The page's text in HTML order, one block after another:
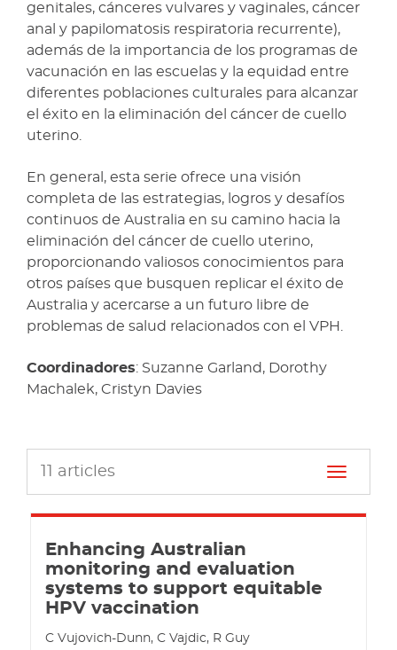
genitales, cánceres vulvares y vaginales, cáncer
anal y papilomatosis respiratoria recurrente),
además de la importancia de los programas de
vacunación en las escuelas y la equidad entre
diferentes poblaciones culturales para alcanzar
el éxito en la eliminación del cáncer de cuello
uterino.
En general, esta serie ofrece una visión
completa de las estrategias, logros y desafíos
continuos de Australia en su camino hacia la
eliminación del cáncer de cuello uterino,
proporcionando valiosos conocimientos para
otros países que busquen replicar el éxito de
Australia y acercarse a un futuro libre de
problemas de salud relacionados con el VPH.
Coordinadores: Suzanne Garland, Dorothy
Machalek, Cristyn Davies
Toggle
articles
Enhancing Australian
monitoring and evaluation
systems to support equitable
HPV vaccination
C Vujovich-Dunn, C Vajdic, R Guy